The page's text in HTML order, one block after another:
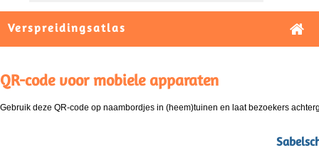
Verspreidingsatlas
QR-code voor mobiele apparaten
Gebruik deze QR-code op naambordjes in (heem)tuinen en laat bezoekers